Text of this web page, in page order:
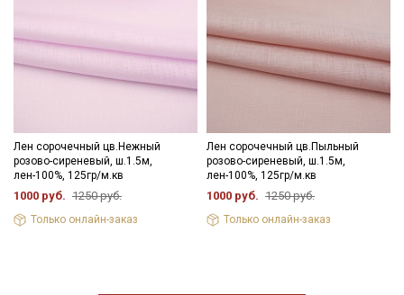
Лен сорочечный цв.Нежный
розово-сиреневый, ш.1.5м,
лен-100%, 125гр/м.кв
1000 руб. 1250 руб.
Только онлайн-заказ
Лен сорочечный цв.Пыльный
розово-сиреневый, ш.1.5м,
лен-100%, 125гр/м.кв
1000 руб. 1250 руб.
Только онлайн-заказ